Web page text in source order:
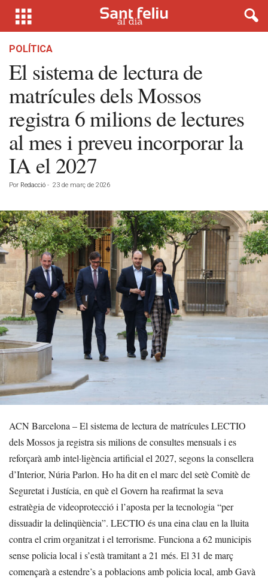
POLÍTICA
El sistema de lectura de
matrícules dels Mossos
registra 6 milions de lectures
al mes i preveu incorporar la
IA el 2027
Por Redacció - 23 de març de 2026
ACN Barcelona – El sistema de lectura de matrícules LECTIO
dels Mossos ja registra sis milions de consultes mensuals i es
reforçarà amb intel·ligència artificial el 2027, segons la consellera
d’Interior, Núria Parlon. Ho ha dit en el marc del setè Comitè de
Seguretat i Justícia, en què el Govern ha reafirmat la seva
estratègia de videoprotecció i l’aposta per la tecnologia “per
dissuadir la delinqüència”. LECTIO és una eina clau en la lluita
contra el crim organitzat i el terrorisme. Funciona a 62 municipis
sense policia local i s’està tramitant a 21 més. El 31 de març
començarà a estendre’s a poblacions amb policia local, amb Gavà